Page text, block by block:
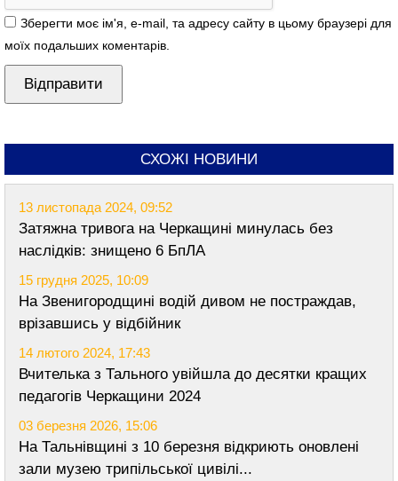
Зберегти моє ім'я, e-mail, та адресу сайту в цьому браузері для
моїх подальших коментарів.
СХОЖІ НОВИНИ
13 листопада 2024, 09:52
Затяжна тривога на Черкащині минулась без
наслідків: знищено 6 БпЛА
15 грудня 2025, 10:09
На Звенигородщині водій дивом не постраждав,
врізавшись у відбійник
14 лютого 2024, 17:43
Вчителька з Тального увійшла до десятки кращих
педагогів Черкащини 2024
03 березня 2026, 15:06
На Тальнівщині з 10 березня відкриють оновлені
зали музею трипільської цивілі...